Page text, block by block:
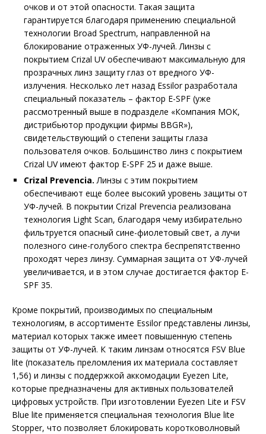
очков и от этой опасности. Такая защита
гарантируется благодаря применению специальной
технологии Broad Spectrum, направленной на
блокирование отраженных УФ-лучей. Линзы с
покрытием Crizal UV обеспечивают максимальную для
прозрачных линз защиту глаз от вредного УФ-
излучения. Несколько лет назад Essilor разработала
специальный показатель – фактор E-SPF (уже
рассмотренный выше в подразделе «Компания МОК,
дистрибьютор продукции фирмы BBGR»),
свидетельствующий о степени защиты глаза
пользователя очков. Большинство линз с покрытием
Crizal UV имеют фактор E-SPF 25 и даже выше.
Crizal Prevencia. Линзы с этим покрытием
обеспечивают еще более высокий уровень защиты от
УФ-лучей. В покрытии Crizal Prevencia реализована
технология Light Scan, благодаря чему избирательно
фильтруется опасный сине-фиолетовый свет, а лучи
полезного сине-голубого спектра беспрепятственно
проходят через линзу. Суммарная защита от УФ-лучей
увеличивается, и в этом случае достигается фактор E-
SPF 35.
Кроме покрытий, производимых по специальным
технологиям, в ассортименте Essilor представлены линзы,
материал которых также имеет повышенную степень
защиты от УФ-лучей. К таким линзам относятся FSV Blue
lite (показатель преломления их материала составляет
1,56) и линзы с поддержкой аккомодации Eyezen Lite,
которые предназначены для активных пользователей
цифровых устройств. При изготовлении Eyezen Lite и FSV
Blue lite применяется специальная технология Blue lite
Stopper, что позволяет блокировать коротковолновый